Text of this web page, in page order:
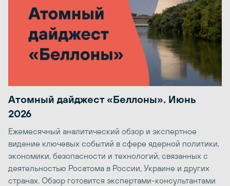
Атомный дайджест «Беллоны». Июнь
2026
Ежемесячный аналитический обзор и экспертное
видение ключевых событий в сфере ядерной политики,
экономики, безопасности и технологий, связанных с
деятельностью Росатома в России, Украине и других
странах. Обзор готовится экспертами-консультантами